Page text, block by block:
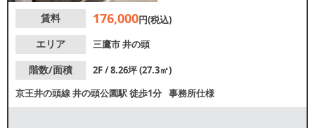
ください。
賃料 176,000円(税込)
エリア
三鷹市井の頭
階数/面積
2F / 8.26坪 (27.3㎡)
京王井の頭線井の頭公園駅徒歩1分 事務所仕様